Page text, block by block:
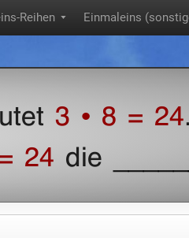
Reihen ▼ Einmaleins
3 • 8 = 24.
24 die